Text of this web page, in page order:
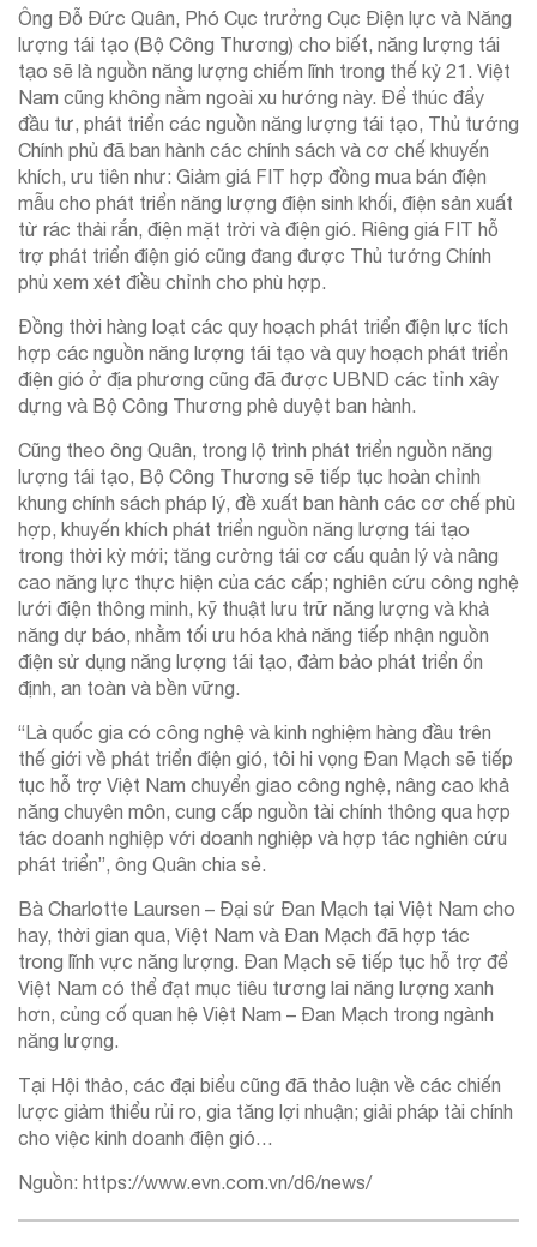
Ông Đỗ Đức Quân, Phó Cục trưởng Cục Điện lực và Năng
lượng tái tạo (Bộ Công Thương) cho biết, năng lượng tái
tạo sẽ là nguồn năng lượng chiếm lĩnh trong thế kỷ 21. Việt
Nam cũng không nằm ngoài xu hướng này. Để thúc đẩy
đầu tư, phát triển các nguồn năng lượng tái tạo, Thủ tướng
Chính phủ đã ban hành các chính sách và cơ chế khuyến
khích, ưu tiên như: Giảm giá FIT hợp đồng mua bán điện
mẫu cho phát triển năng lượng điện sinh khối, điện sản xuất
từ rác thải rắn, điện mặt trời và điện gió. Riêng giá FIT hỗ
trợ phát triển điện gió cũng đang được Thủ tướng Chính
phủ xem xét điều chỉnh cho phù hợp.
Đồng thời hàng loạt các quy hoạch phát triển điện lực tích
hợp các nguồn năng lượng tái tạo và quy hoạch phát triển
điện gió ở địa phương cũng đã được UBND các tỉnh xây
dựng và Bộ Công Thương phê duyệt ban hành.
Cũng theo ông Quân, trong lộ trình phát triển nguồn năng
lượng tái tạo, Bộ Công Thương sẽ tiếp tục hoàn chỉnh
khung chính sách pháp lý, đề xuất ban hành các cơ chế phù
hợp, khuyến khích phát triển nguồn năng lượng tái tạo
trong thời kỳ mới; tăng cường tái cơ cấu quản lý và nâng
cao năng lực thực hiện của các cấp; nghiên cứu công nghệ
lưới điện thông minh, kỹ thuật lưu trữ năng lượng và khả
năng dự báo, nhằm tối ưu hóa khả năng tiếp nhận nguồn
điện sử dụng năng lượng tái tạo, đảm bảo phát triển ổn
định, an toàn và bền vững.
“Là quốc gia có công nghệ và kinh nghiệm hàng đầu trên
thế giới về phát triển điện gió, tôi hi vọng Đan Mạch sẽ tiếp
tục hỗ trợ Việt Nam chuyển giao công nghệ, nâng cao khả
năng chuyên môn, cung cấp nguồn tài chính thông qua hợp
tác doanh nghiệp với doanh nghiệp và hợp tác nghiên cứu
phát triển”, ông Quân chia sẻ.
Bà Charlotte Laursen – Đại sứ Đan Mạch tại Việt Nam cho
hay, thời gian qua, Việt Nam và Đan Mạch đã hợp tác
trong lĩnh vực năng lượng. Đan Mạch sẽ tiếp tục hỗ trợ để
Việt Nam có thể đạt mục tiêu tương lai năng lượng xanh
hơn, củng cố quan hệ Việt Nam – Đan Mạch trong ngành
năng lượng.
Tại Hội thảo, các đại biểu cũng đã thảo luận về các chiến
lược giảm thiểu rủi ro, gia tăng lợi nhuận; giải pháp tài chính
cho việc kinh doanh điện gió…
Nguồn: https://www.evn.com.vn/d6/news/